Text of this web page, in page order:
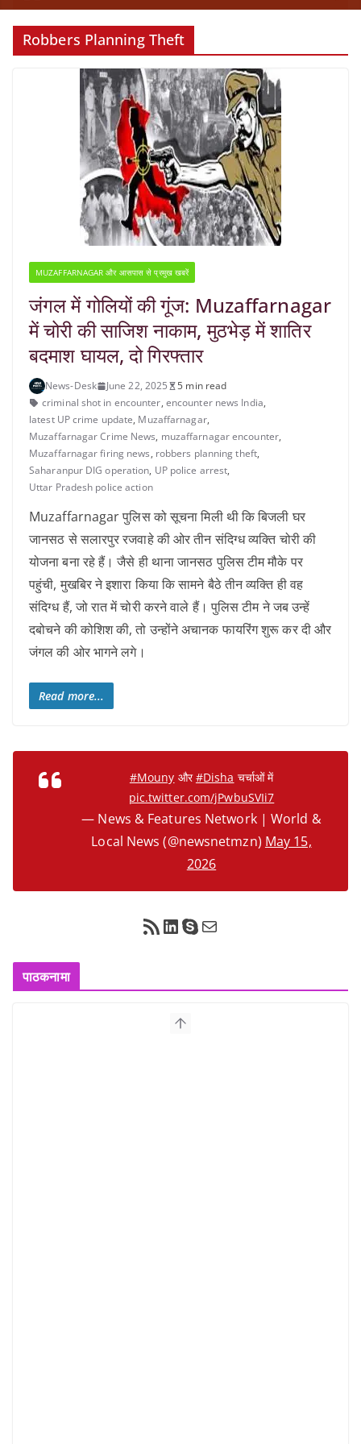
Robbers Planning Theft
MUZAFFARNAGAR और आसपास से प्रमुख खबरें
जंगल में गोलियों की गूंज: Muzaffarnagar
में चोरी की साजिश नाकाम, मुठभेड़ में शातिर
बदमाश घायल, दो गिरफ्तार
News-Desk June 22, 2025
5 min read
criminal shot in encounter, encounter news India,
latest UP crime update, Muzaffarnagar,
Muzaffarnagar Crime News, muzaffarnagar encounter,
Muzaffarnagar firing news, robbers planning theft,
Saharanpur DIG operation, UP police arrest,
Uttar Pradesh police action
Muzaffarnagar पुलिस को सूचना मिली थी कि बिजली घर
जानसठ से सलारपुर रजवाहे की ओर तीन संदिग्ध व्यक्ति चोरी की
योजना बना रहे हैं। जैसे ही थाना जानसठ पुलिस टीम मौके पर
पहुंची, मुखबिर ने इशारा किया कि सामने बैठे तीन व्यक्ति ही वह
संदिग्ध हैं, जो रात में चोरी करने वाले हैं। पुलिस टीम ने जब उन्हें
दबोचने की कोशिश की, तो उन्होंने अचानक फायरिंग शुरू कर दी और
जंगल की ओर भागने लगे।
Read more...
#Mouny और#Disha चर्चाओं में
pic.twitter.com/jPwbuSVIi7
— News & Features Network | World &
Local News (@newsnetmzn) May 15,
2026
RSS Feed LinkedIn Skype Mail
पाठकनामा